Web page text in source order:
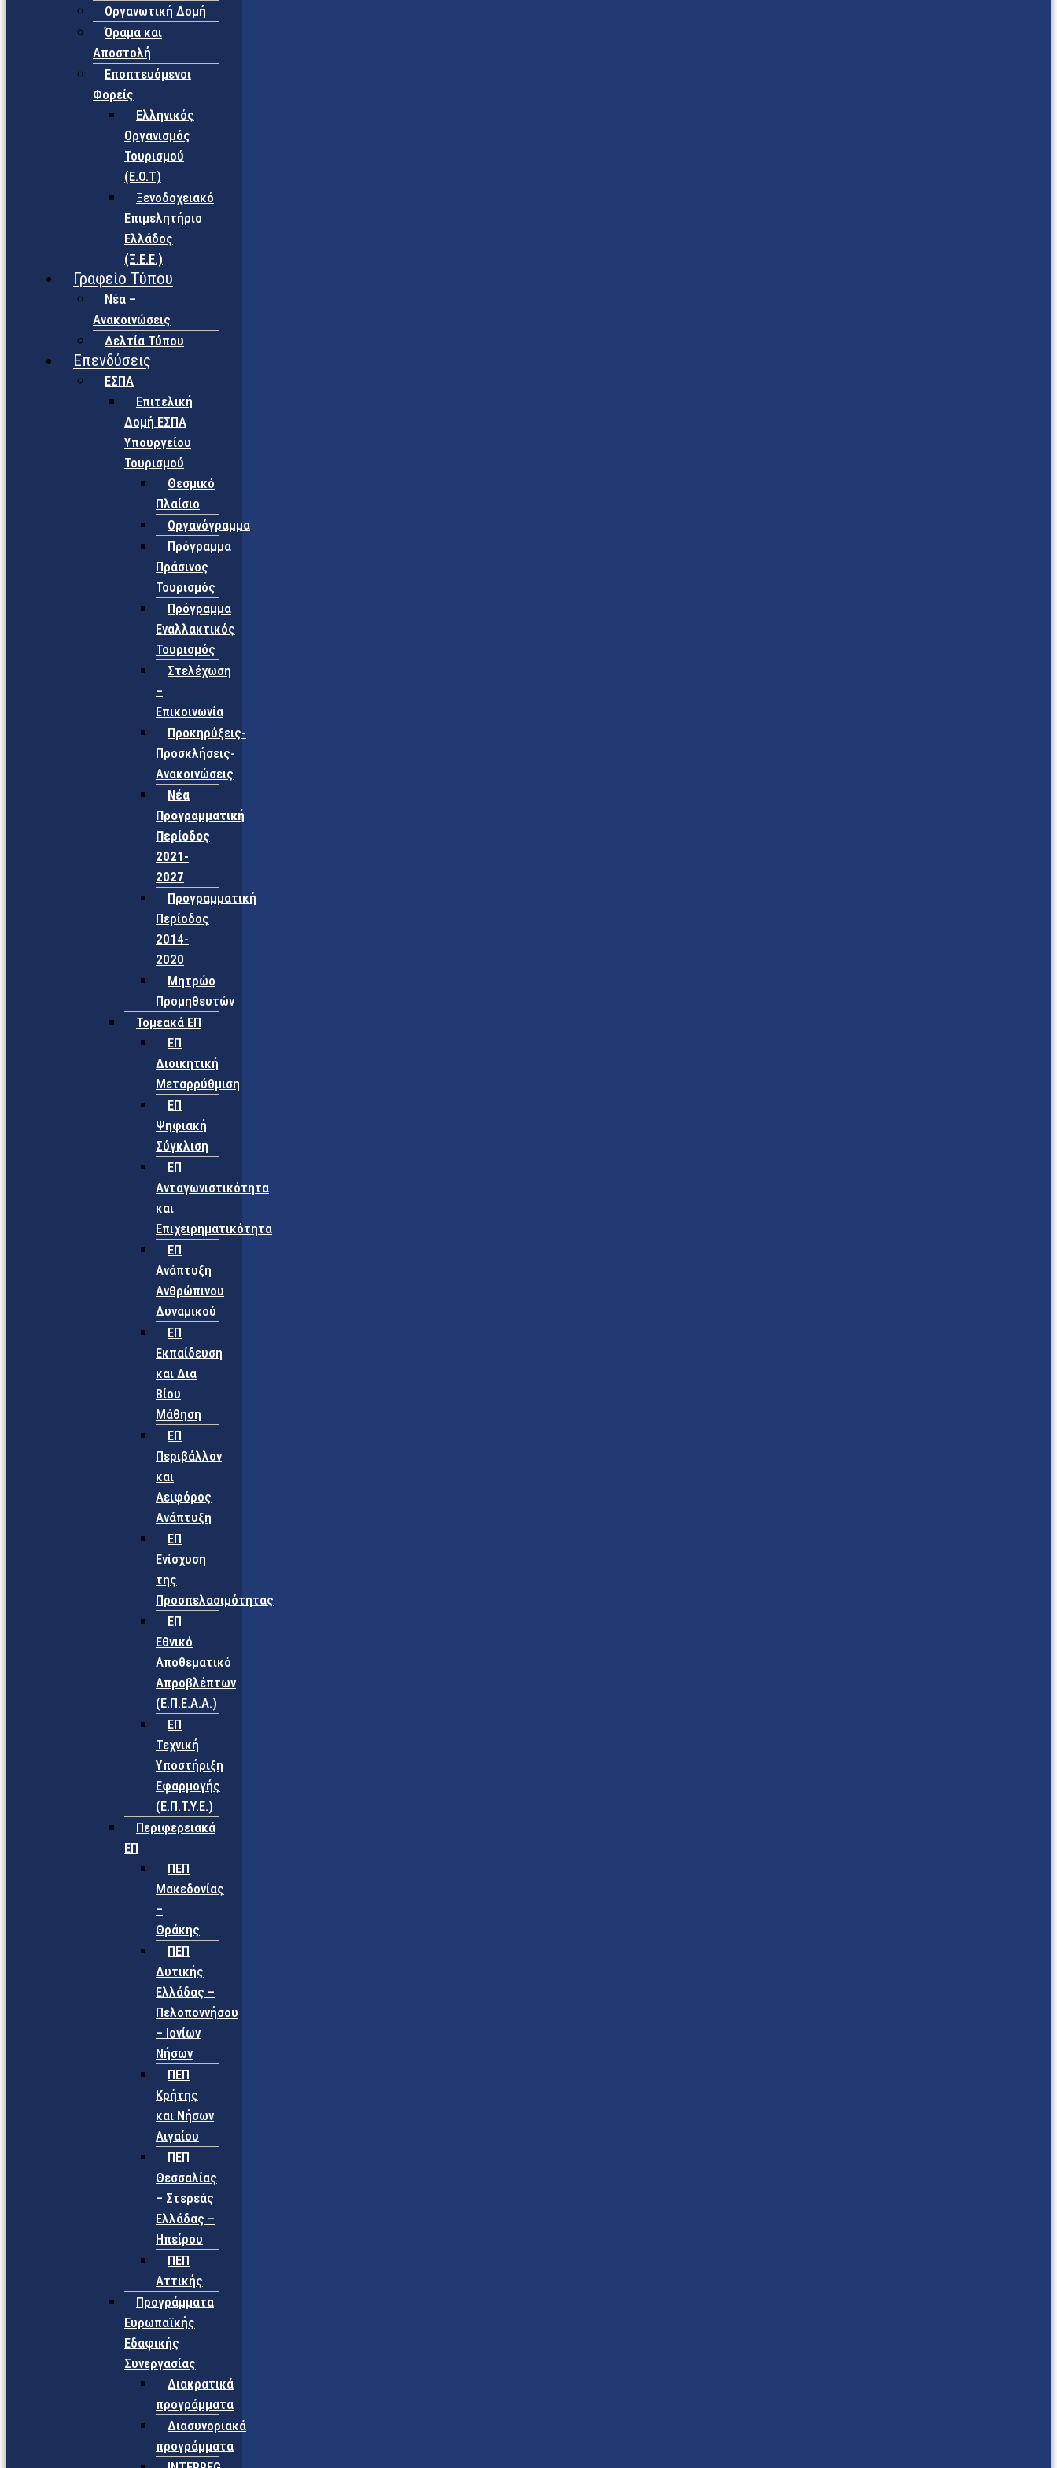
Οργανωτική Δομή
Όραμα και
Αποστολή
Εποπτευόμενοι
Φορείς
Eλληνικός
Οργανισμός
Τουρισμού
(Ε.Ο.Τ)
Ξενοδοχειακό
Επιμελητήριο
Ελλάδος
(Ξ.Ε.Ε.)
Γραφείο Τύπου
Νέα –
Ανακοινώσεις
Δελτία Τύπου
Επενδύσεις
ΕΣΠΑ
Επιτελική
Δομή ΕΣΠΑ
Υπουργείου
Τουρισμού
Θεσμικό
Πλαίσιο
Οργανόγραμμα
Πρόγραμμα
Πράσινος
Τουρισμός
Πρόγραμμα
Εναλλακτικός
Τουρισμός
Στελέχωση
–
Επικοινωνία
Προκηρύξεις-
Προσκλήσεις-
Ανακοινώσεις
Νέα
Προγραμματική
Περίοδος
2021-
2027
Προγραμματική
Περίοδος
2014-
2020
Μητρώο
Προμηθευτών
Τομεακά ΕΠ
ΕΠ
Διοικητική
Μεταρρύθμιση
ΕΠ
Ψηφιακή
Σύγκλιση
ΕΠ
Ανταγωνιστικότητα
και
Επιχειρηματικότητα
ΕΠ
Ανάπτυξη
Ανθρώπινου
Δυναμικού
ΕΠ
Εκπαίδευση
και Δια
Βίου
Μάθηση
ΕΠ
Περιβάλλον
και
Αειφόρος
Ανάπτυξη
ΕΠ
Ενίσχυση
της
Προσπελασιμότητας
ΕΠ
Εθνικό
Αποθεματικό
Απροβλέπτων
(Ε.Π.Ε.Α.Α.)
ΕΠ
Τεχνική
Υποστήριξη
Εφαρμογής
(Ε.Π.Τ.Υ.Ε.)
Περιφερειακά
ΕΠ
ΠΕΠ
Μακεδονίας
–
Θράκης
ΠΕΠ
Δυτικής
Ελλάδας –
Πελοποννήσου
– Ιονίων
Νήσων
ΠΕΠ
Κρήτης
και Νήσων
Αιγαίου
ΠΕΠ
Θεσσαλίας
– Στερεάς
Ελλάδας –
Ηπείρου
ΠΕΠ
Αττικής
Προγράμματα
Ευρωπαϊκής
Εδαφικής
Συνεργασίας
Διακρατικά
προγράμματα
Διασυνοριακά
προγράμματα